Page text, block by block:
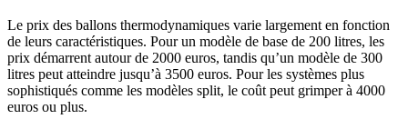
Le prix des ballons thermodynamiques varie largement en fonction
de leurs caractéristiques. Pour un modèle de base de 200 litres, les
prix démarrent autour de 2000 euros, tandis qu’un modèle de 300
litres peut atteindre jusqu’à 3500 euros. Pour les systèmes plus
sophistiqués comme les modèles split, le coût peut grimper à 4000
euros ou plus.